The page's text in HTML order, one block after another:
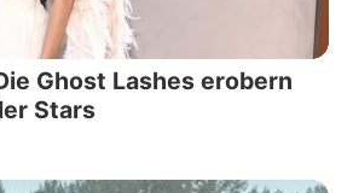
Ghost Lashes erobern
Stars